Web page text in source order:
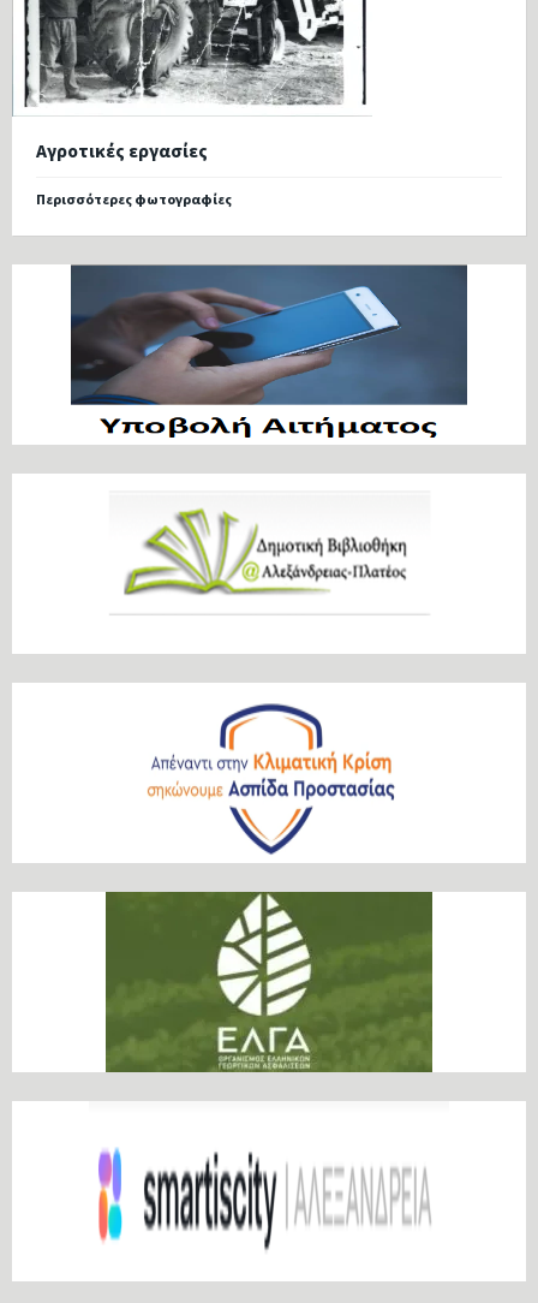
Αγροτικές εργασίες
Περισσότερες φωτογραφίες